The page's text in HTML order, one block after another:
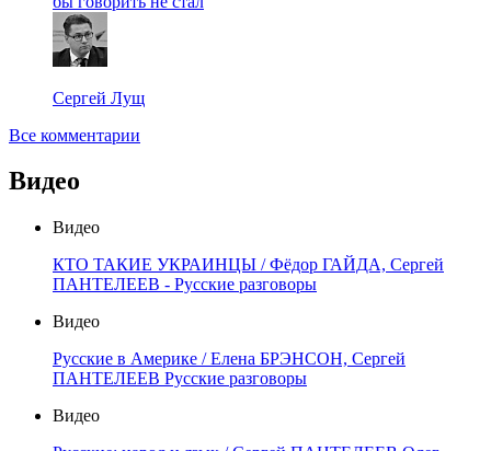
Сергей Лущ
Все комментарии
Видео
Видео
КТО ТАКИЕ УКРАИНЦЫ / Фёдор ГАЙДА, Сергей
ПАНТЕЛЕЕВ - Русские разговоры
Видео
Русские в Америке / Елена БРЭНСОН, Сергей
ПАНТЕЛЕЕВ Русские разговоры
Видео